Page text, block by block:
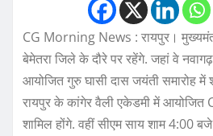
CG Morning News : रायपुर।
बेमेतरा जिले के दौरे पर रहेंगे. जहां वे
आयोजित गुरु घासी दास जयंती समारोह में
रायपुर के कांगेर वैली एकेडमी में आयोजित
शामिल होंगे. वहीं सीएम साय शाम 4:00